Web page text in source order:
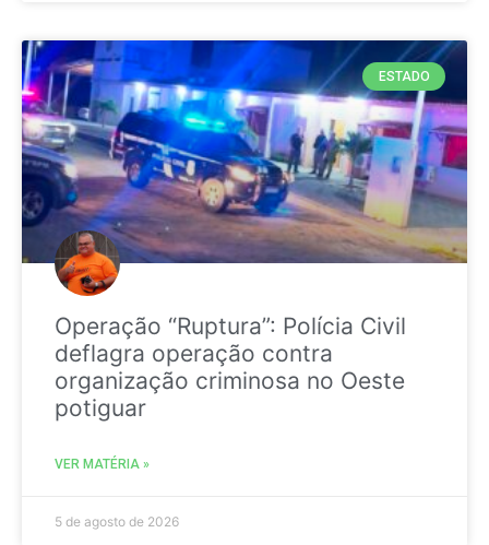
ESTADO
Operação “Ruptura”: Polícia Civil
deflagra operação contra
organização criminosa no Oeste
potiguar
VER MATÉRIA »
5 de agosto de 2026